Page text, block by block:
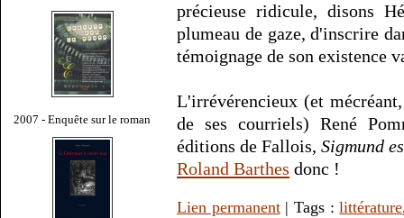
2007 - Enquête sur le roman
précieuse ridicule, disons
plumeau de gaze, d'inscrire
témoignage de son existence
L'irrévérencieux (et
de ses courriels) René
éditions de Fallois, Sigmund
Roland Barthes donc !
Lien permanent| Tags :littérature